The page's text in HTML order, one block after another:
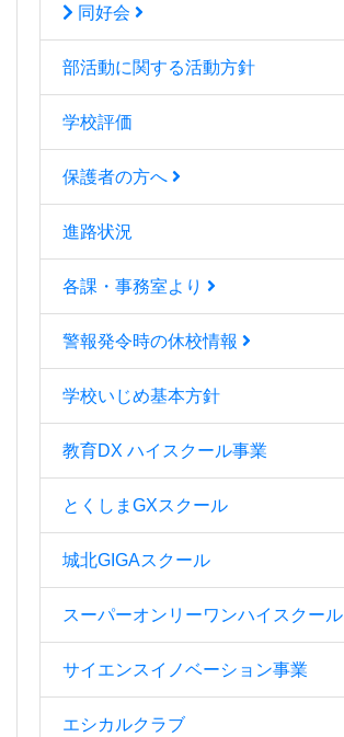
同好会
部活動に関する活動方針
学校評価
保護者の方へ
進路状況
各課・事務室より
警報発令時の休校情報
学校いじめ基本方針
教育DX ハイスクール事業
とくしまGXスクール
城北GIGAスクール
スーパーオンリーワンハイスクール
サイエンスイノベーション事業
エシカルクラブ